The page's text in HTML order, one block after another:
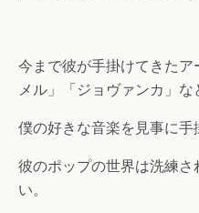
今まで彼が手掛けてきた
メル」「ジョヴァンカ」な
僕の好きな音楽を見事に手
彼のポップの世界は洗練
い。